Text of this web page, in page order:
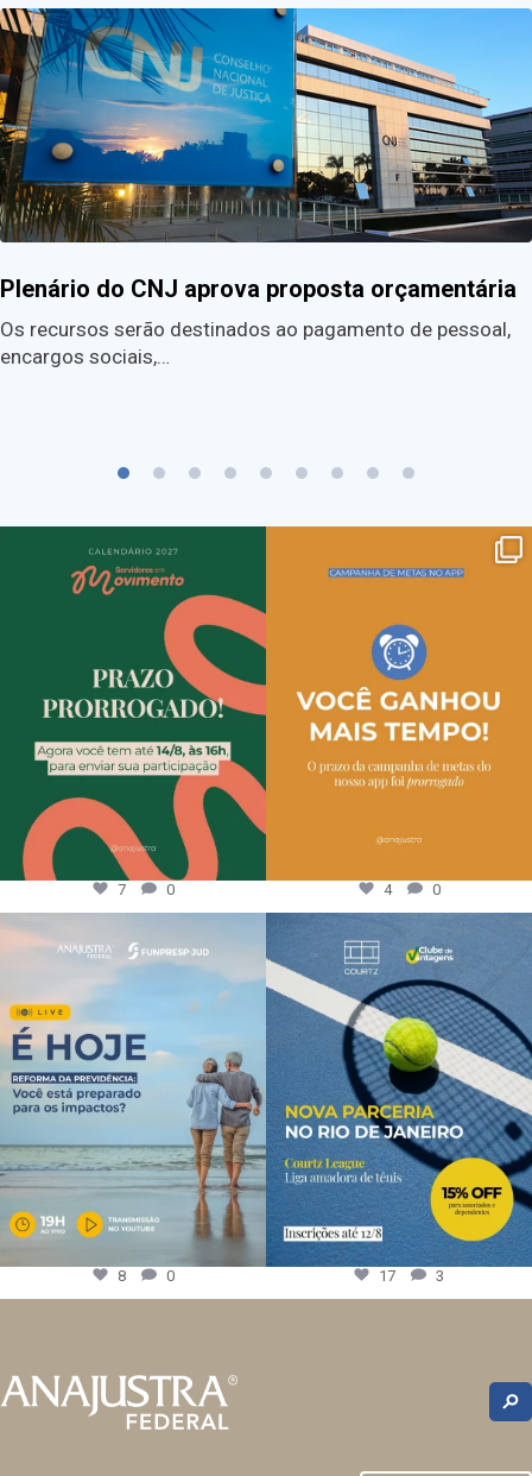
Plenário do CNJ aprova proposta orçamentária
Os recursos serão destinados ao pagamento de pessoal,
encargos sociais,…
7 0 4 0
8 0 17 3